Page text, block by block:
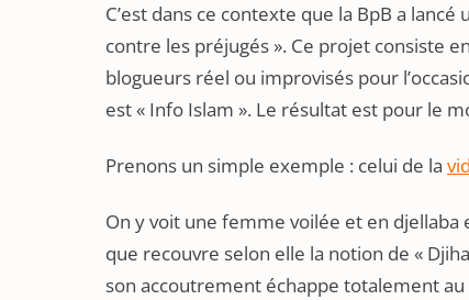
C’est dans ce contexte que la BpB a
contre les préjugés ». Ce projet consiste
blogueurs réel ou improvisés pour
est « Info Islam ». Le résultat est pour le
Prenons un simple exemple : celui de la
On y voit une femme voilée et en
que recouvre selon elle la notion de «
son accoutrement échappe totalement au